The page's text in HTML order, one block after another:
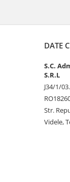
DATE
S.C.
S.R.L
J34/1/
Str.
Videle,